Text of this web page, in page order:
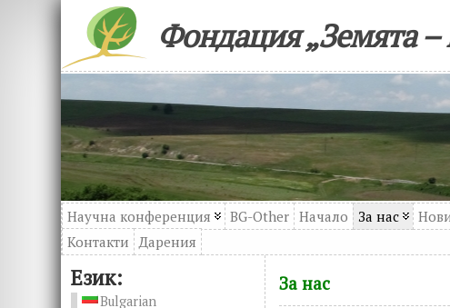
Фондация „Земята
Научна конференция BG-Other Начало За нас
Контакти
Дарения
Език:
Bulgarian
За нас